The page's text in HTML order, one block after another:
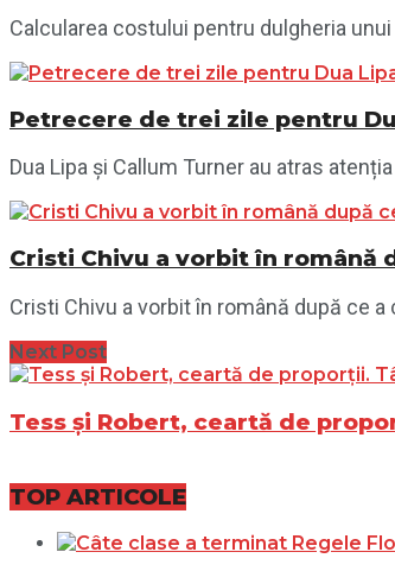
Calcularea costului pentru dulgheria
Petrecere de trei zile pentru
Dua Lipa și Callum Turner au atras
Cristi Chivu a vorbit în română
Cristi Chivu a vorbit în română după ce
Next Post
Tess și Robert, ceartă de
TOP ARTICOLE